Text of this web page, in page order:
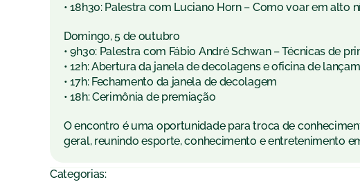
• 18h30: Palestra com Luciano Horn – Como voar em
Domingo, 5 de outubro
• 9h30: Palestra com Fábio André Schwan – Técnicas de
• 12h: Abertura da janela de decolagens e oficina de
• 17h: Fechamento da janela de decolagem
• 18h: Cerimônia de premiação
O encontro é uma oportunidade para troca de
geral, reunindo esporte, conhecimento e entretenimento
Categorias: